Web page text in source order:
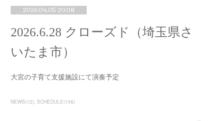
2026.04.05 20:08
2026.6.28 クローズド（埼玉県さ
いたま市）
大宮の子育て支援施設にて演奏予定
NEWS(12) SCHEDULE(106)